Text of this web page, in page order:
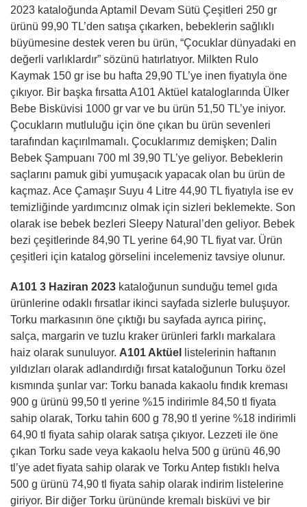
2023 kataloğunda Aptamil Devam Sütü Çeşitleri 250 gr
ürünü 99,90 TL’den satışa çıkarken, bebeklerin sağlıklı
büyümesine destek veren bu ürün, “Çocuklar dünyadaki en
değerli varlıklardır” sözünü hatırlatıyor. Milkten Rulo
Kaymak 150 gr ise bu hafta 29,90 TL’ye inen fiyatıyla öne
çıkıyor. Bir başka fırsatta A101 Aktüel kataloglarında Ülker
Bebe Bisküvisi 1000 gr var ve bu ürün 51,50 TL’ye iniyor.
Çocukların mutluluğu için öne çıkan bu ürün sevenleri
tarafından kaçırılmamalı. Çocuklarımız demişken; Dalin
Bebek Şampuanı 700 ml 39,90 TL’ye geliyor. Bebeklerin
saçlarını pamuk gibi yumuşacık yapacak olan bu ürün de
kaçmaz. Ace Çamaşır Suyu 4 Litre 44,90 TL fiyatıyla ise ev
temizliğinde yardımcınız olmak için sizleri beklemekte. Son
olarak ise bebek bezleri Sleepy Natural’den geliyor. Bebek
bezi çeşitlerinde 84,90 TL yerine 64,90 TL fiyat var. Ürün
çeşitleri için katalog görselini incelemeniz tavsiye olunur.
A101 3 Haziran 2023 kataloğunun sunduğu temel gıda
ürünlerine odaklı fırsatlar ikinci sayfada sizlerle buluşuyor.
Torku markasının öne çıktığı bu sayfada ayrıca pirinç,
salça, margarin ve tuzlu kraker ürünleri farklı markalara
haiz olarak sunuluyor. A101 Aktüel
listelerinin haftanın
yıldızları olarak adlandırdığı fırsat kataloğunun Torku özel
kısmında şunlar var: Torku banada kakaolu fındık kreması
900 g ürünü 99,50 tl yerine %15 indirimle 84,50 tl fiyata
sahip olarak, Torku tahin 600 g 78,90 tl yerine %18 indirimli
64,90 tl fiyata sahip olarak satışa çıkıyor. Lezzeti ile öne
çıkan Torku sade veya kakaolu helva 500 g ürünü 46,90
tl’ye adet fiyata sahip olarak ve Torku Antep fıstıklı helva
500 g ürünü 74,90 tl fiyata sahip olarak indirim listelerine
giriyor. Bir diğer Torku ürününde kremalı bisküvi ve bir